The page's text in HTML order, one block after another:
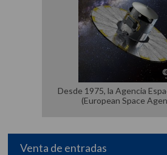
Desde 1975, la Agencia
(European Space
Venta de entradas